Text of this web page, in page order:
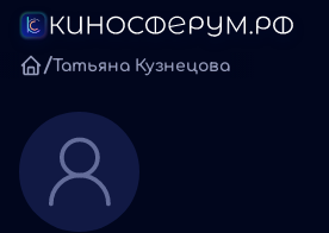
/Татьяна Кузнецова